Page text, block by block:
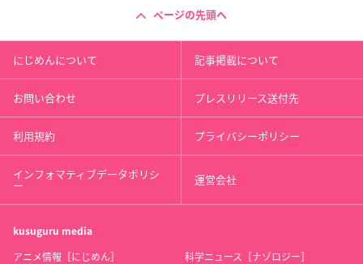
ページの先頭へ
にじめんについて 記事掲載について
お問い合わせ プレスリリース送付先
利用規約 プライバシーポリシー
インフォマティブデータポリシ
ー 運営会社
kusuguru media
アニメ情報［にじめん］ 科学ニュース［ナゾロジー］